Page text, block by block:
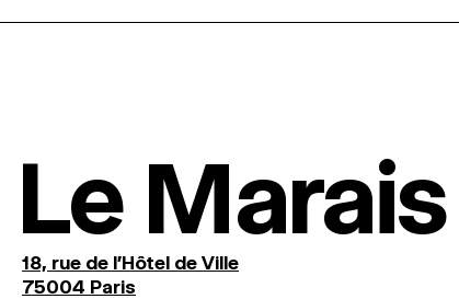
Le Marais
18, rue de l'Hôtel de Ville
75004 Paris